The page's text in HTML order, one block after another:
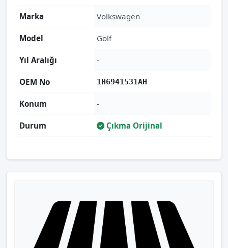
Marka Volkswagen
Model Golf
Yıl Aralığı -
OEM No 1H6941531AH
Konum -
Durum Çıkma Orijinal